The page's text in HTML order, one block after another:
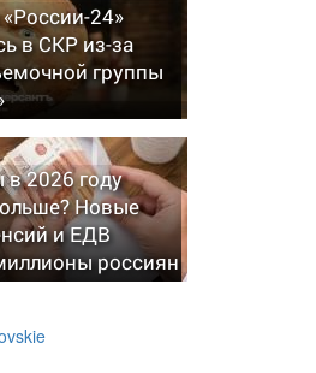
24»
в СКР из-за
группы
2026 году
Новые
и ЕДВ
россиян